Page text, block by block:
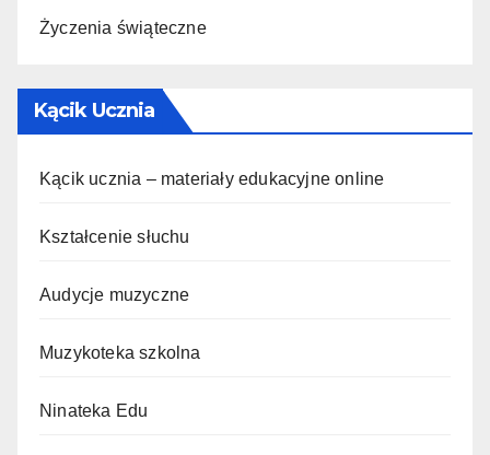
Życzenia świąteczne
Kącik Ucznia
Kącik ucznia – materiały edukacyjne online
Kształcenie słuchu
Audycje muzyczne
Muzykoteka szkolna
Ninateka Edu